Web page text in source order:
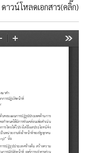
ดาวน์โหลดเอกสาร(คลิ๊ก)